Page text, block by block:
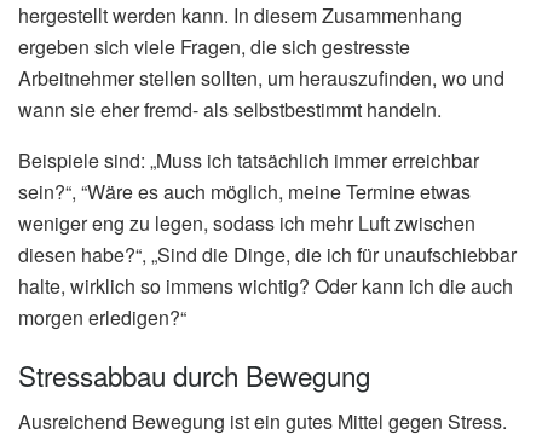
hergestellt werden kann. In diesem Zusammenhang
ergeben sich viele Fragen, die sich gestresste
Arbeitnehmer stellen sollten, um herauszufinden, wo und
wann sie eher fremd- als selbstbestimmt handeln.
Beispiele sind: „Muss ich tatsächlich immer erreichbar
sein?“, “Wäre es auch möglich, meine Termine etwas
weniger eng zu legen, sodass ich mehr Luft zwischen
diesen habe?“, „Sind die Dinge, die ich für unaufschiebbar
halte, wirklich so immens wichtig? Oder kann ich die auch
morgen erledigen?“
Stressabbau durch Bewegung
Ausreichend Bewegung ist ein gutes Mittel gegen Stress.